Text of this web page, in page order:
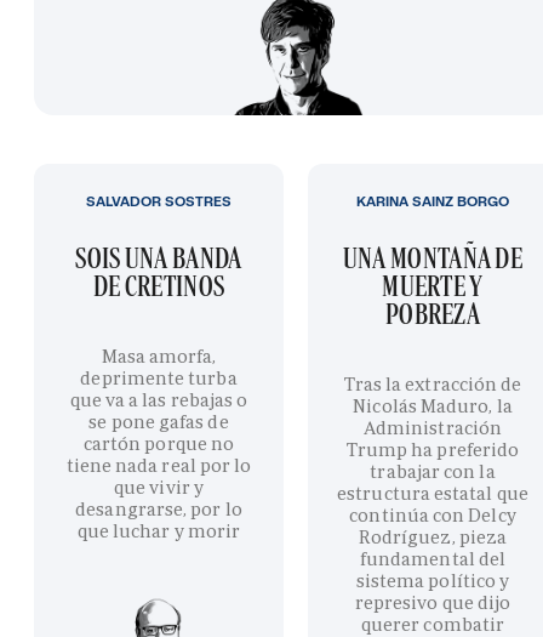
SOIS UNA BANDA
DE CRETINOS
Masa amorfa,
deprimente turba
que va a las rebajas o
se pone gafas de
cartón porque no
tiene nada real por lo
que vivir y
desangrarse, por lo
que luchar y morir
SALVADOR SOSTRES
UNA MONTAÑA DE
MUERTE Y
POBREZA
Tras la extracción de
Nicolás Maduro, la
Administración
Trump ha preferido
trabajar con la
estructura estatal que
continúa con Delcy
Rodríguez, pieza
fundamental del
sistema político y
represivo que dijo
querer combatir
KARINA SAINZ BORGO